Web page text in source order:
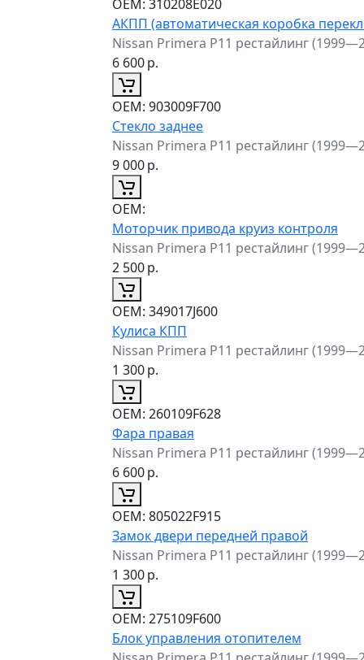
ОЕМ: 310208E020
АКПП (автоматическая коробка
Nissan Primera P11 рестайлинг
6 600р.
ОЕМ: 903009F700
Стекло заднее
Nissan Primera P11 рестайлинг
9 000р.
ОЕМ:
Моторчик привода круиз контроля
Nissan Primera P11 рестайлинг
2 500р.
ОЕМ: 349017J600
Кулиса КПП
Nissan Primera P11 рестайлинг
1 300р.
ОЕМ: 260109F628
Фара правая
Nissan Primera P11 рестайлинг
6 600р.
ОЕМ: 805022F915
Замок двери передней правой
Nissan Primera P11 рестайлинг
1 300р.
ОЕМ: 275109F600
Блок управления отопителем